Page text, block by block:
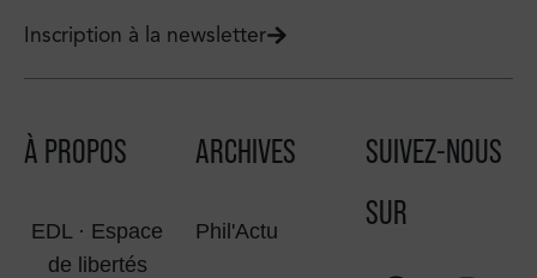
Inscription à la newsletter
À PROPOS
EDL · Espace
de libertés
ARCHIVES
Phil'Actu
SUIVEZ-NOUS
SUR